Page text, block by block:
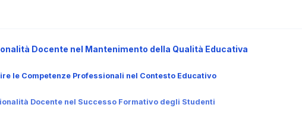
Docente nel Mantenimento della Qualità Educativa
le Competenze Professionali nel Contesto Educativo
Docente nel Successo Formativo degli Studenti